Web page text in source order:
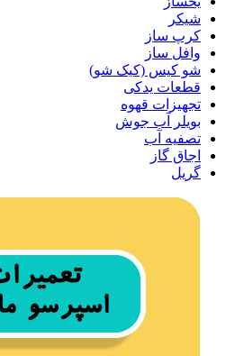
شیکر
کرپ ساز
وافل ساز
شو کیس (کیک شو)
قطعات یدکی
تجهیزات قهوه
بویلر آب جوش
تصفیه آب
اجاق گاز
گریل